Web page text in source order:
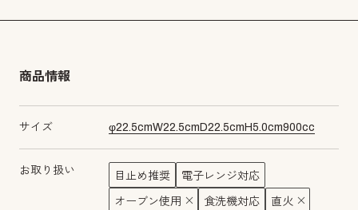
商品情報
サイズ φ22.5cmW22.5cm D22.5cm H5.0cm900cc
お取り扱い 目止め推奨 電子レンジ対応
オーブン使用 食洗機対応 直火